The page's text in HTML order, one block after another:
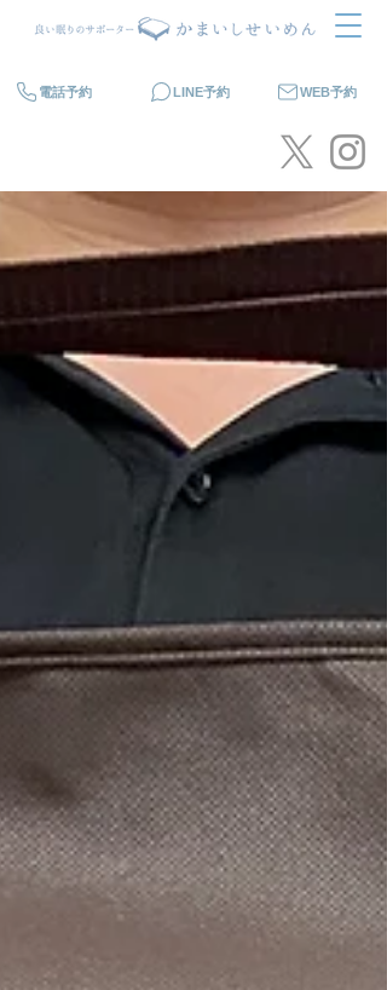
LINE予約 WEB予約
電話予約